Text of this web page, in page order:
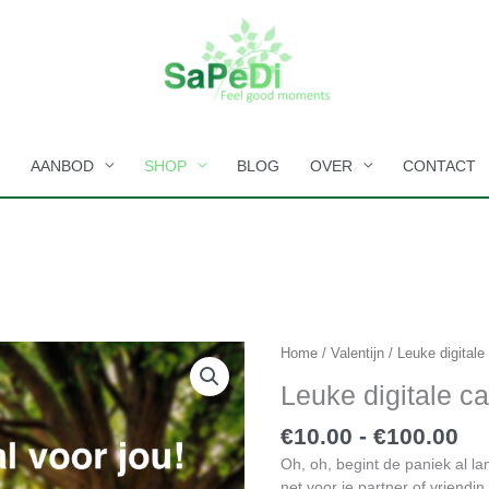
AANBOD SHOP BLOG OVER CONTACT
Home /Valentijn / Leuke digitale
Leuke digitale
€10.00 - €100.00
tot
Oh, oh, begint de paniek al
Leuke
cadeaubon